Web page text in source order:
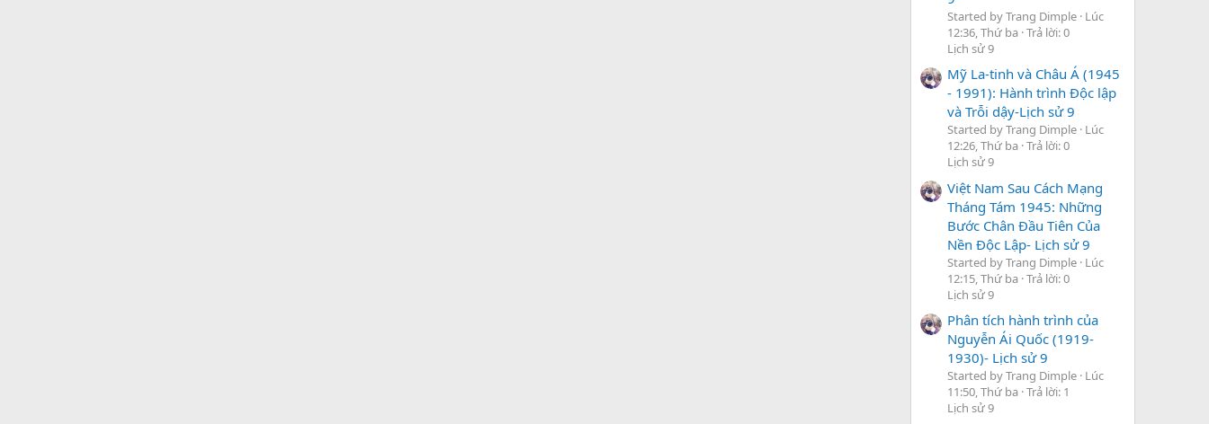
Started by Trang Dimple Lúc
12:36, Thứ ba Trả lời: 0
Lịch sử 9
Mỹ La-tinh và Châu Á (1945
- 1991): Hành trình Độc lập
và Trỗi dậy-Lịch sử 9
Started by Trang Dimple Lúc
12:26, Thứ ba Trả lời: 0
Lịch sử 9
Việt Nam Sau Cách Mạng
Tháng Tám 1945: Những
Bước Chân Đầu Tiên Của
Nền Độc Lập- Lịch sử 9
Started by Trang Dimple Lúc
12:15, Thứ ba Trả lời: 0
Lịch sử 9
Phân tích hành trình của
Nguyễn Ái Quốc (1919-
1930)- Lịch sử 9
Started by Trang Dimple Lúc
11:50, Thứ ba Trả lời: 1
Lịch sử 9